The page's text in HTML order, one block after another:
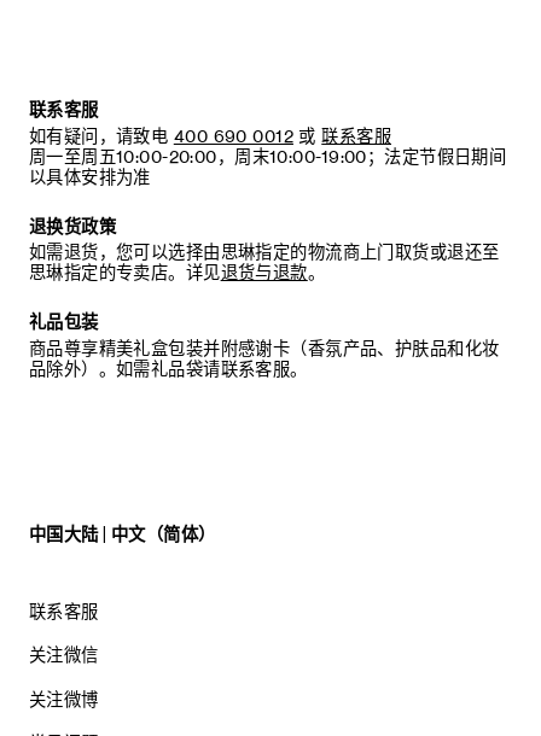
联系客服
如有疑问，请致电 400 690 0012 或 联系客服
周一至周五10:00-20:00，周末10:00-19:00；法定节假日期间
以具体安排为准
退换货政策
如需退货，您可以选择由思琳指定的物流商上门取货或退还至
思琳指定的专卖店。详见退货与退款。
礼品包装
商品尊享精美礼盒包装并附感谢卡（香氛产品、护肤品和化妆
品除外）。如需礼品袋请联系客服。
中国大陆 | 中文（简体）
联系客服
关注微信
关注微博